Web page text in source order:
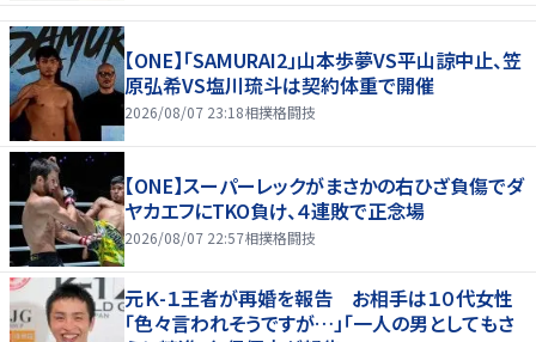
【ONE】「SAMURAI2」山本歩夢VS平山諒中止、笠
原弘希VS塩川琉斗は契約体重で開催
2026/08/07 23:18相撲格闘技
【ONE】スーパーレックがまさかの右ひざ負傷でダ
ヤカエフにTKO負け、４連敗で正念場
2026/08/07 22:57相撲格闘技
元Ｋ-１王者が再婚を報告 お相手は１０代女性
「色々言われそうですが…」「一人の男としてもさ